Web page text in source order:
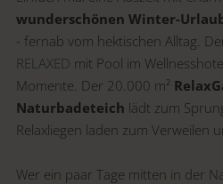
wunderschönen Winter-
- fernab vom hektischen Alltag.
RELAXED mit Pool im
Momente. Der 20.000 m²
Naturbadeteich lädt zum
Relaxliegen laden zum Verweilen
Wer ein paar Tage mitten in der